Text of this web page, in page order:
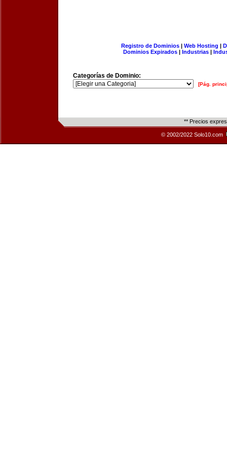
Registro de Dominios| Web Hosting |
Dominios Expirados | Industrias |
Categorías de Dominio:
[Pág.
** Precios
© 2002/2022 Solo10.com